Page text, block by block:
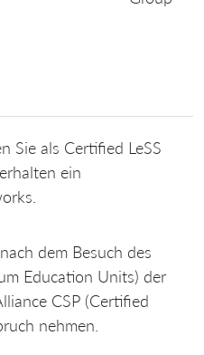
Sie als Certified LeSS
ein
dem Besuch des
Education Units) der
CSP (Certified
nehmen.